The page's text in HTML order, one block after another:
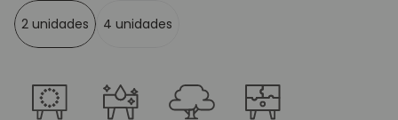
2 unidades 4 unidades